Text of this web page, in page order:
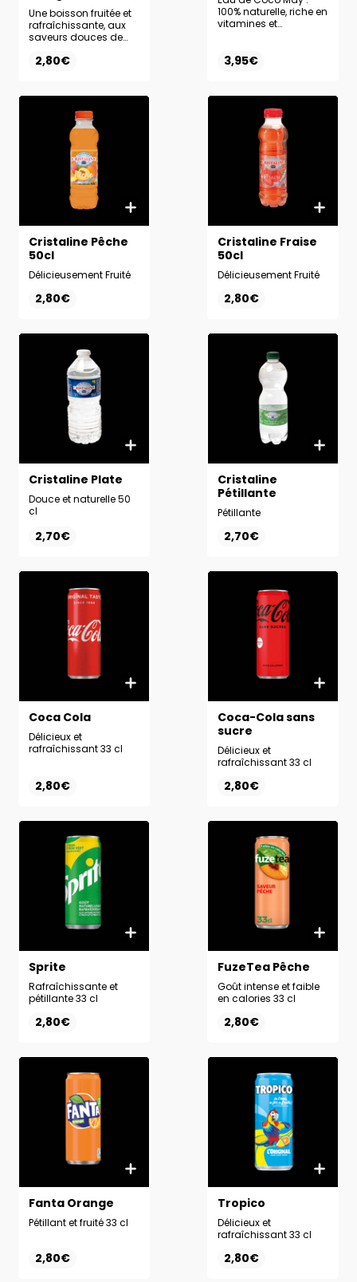
Une boisson fruitée et
rafraîchissante, aux
saveurs douces de
2,80€
100% naturelle, riche en
vitamines et
3,95€
Cristaline Pêche
50cl
Délicieusement Fruité
2,80€
Cristaline Fraise
50cl
Délicieusement Fruité
2,80€
Cristaline Plate
Douce et naturelle 50
cl
2,70€
Cristaline
Pétillante
Pétillante
2,70€
Coca Cola
Délicieux et
rafraîchissant 33 cl
2,80€
Coca-Cola sans
sucre
Délicieux et
rafraîchissant 33 cl
2,80€
Sprite
Rafraîchissante et
pétillante 33 cl
2,80€
FuzeTea Pêche
Goût intense et faible
en calories 33 cl
2,80€
Fanta Orange
Pétillant et fruité 33 cl
2,80€
Tropico
Délicieux et
rafraîchissant 33 cl
2,80€